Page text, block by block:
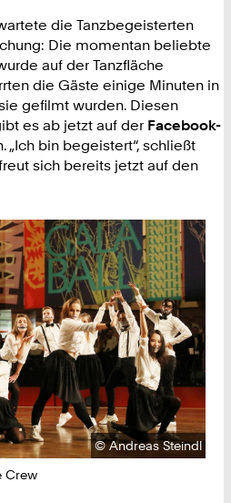
die Tanzbegeisterten
Die momentan beliebte
auf der Tanzfläche
die Gäste einige Minuten in
gefilmt wurden. Diesen
es ab jetzt auf der Facebook-
„Ich bin begeistert“, schließt
sich bereits jetzt auf den
Urheberrecht:
©Andreas Steindl
Crew